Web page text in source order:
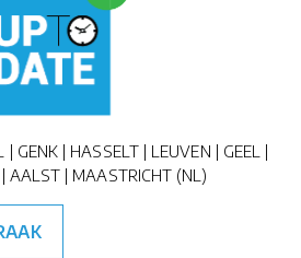
GENK | HASSELT | LEUVEN | GEEL |
AALST | MAASTRICHT (NL)